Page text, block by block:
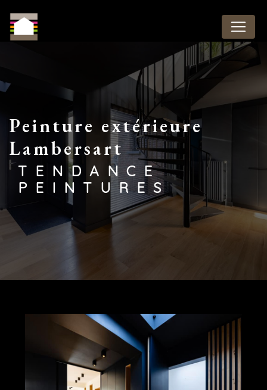
peinture extérieure
Lambersart
TENDANCE
PEINTURES